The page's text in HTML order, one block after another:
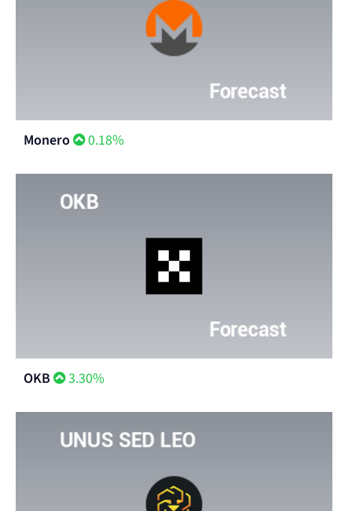
Monero 0.18%
OKB 3.30%